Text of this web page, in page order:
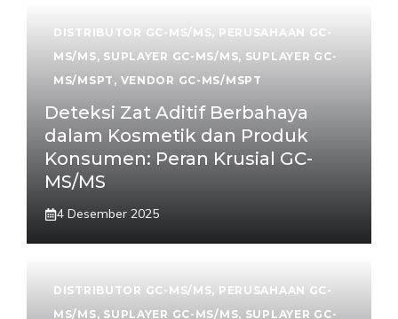
DISTRIBUTOR GC-MS/MS, PERUSAHAAN GC-
MS/MS, SUPLAYER GC-MS/MS, SUPLAYER GC-
MS/MSPT , VENDOR GC-MS/MSPT
Deteksi Zat Aditif Berbahaya
dalam Kosmetik dan Produk
Konsumen: Peran Krusial GC-
MS/MS
4 Desember 2025
DISTRIBUTOR GC-MS/MS, PERUSAHAAN GC-
MS/MS, SUPLAYER GC-MS/MS, SUPLAYER GC-